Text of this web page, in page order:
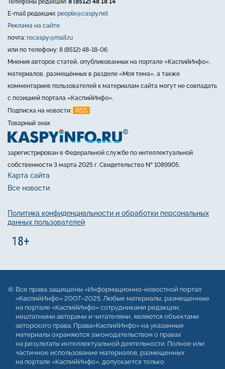
E-mail редакции: people@caspy.net
Реклама на сайте
почта: rocaspy@mail.ru
или по телефону: 8 (8512) 48-18-06
Мнения авторов статей, опубликованных на портале «КаспийИнфо»,
материалов, размещённых в разделе «Моя тема», а также
комментариев пользователей к материалам сайта могут не совпадать
с позицией портала «КаспийИнфо».
Подписка на новости:
RSS
Товарный знак
зарегистрирован в Федеральной службе по интеллектуальной
собственности 3 марта 2025 г. Свидетельство № 1089905.
Карта сайта
Все новости
Политика конфиденциальности и обработки персональных
данных пользователей
Все права защищены «Информационно-новостной портал
«КаспийИнфо» 2007–2025. Любые материалы, размещенные
на портале «КаспийИнфо» сотрудниками редакции,
нештатными авторами и читателями, являются объектами
авторского права. Права«КаспийИнфо» на указанные
материалы охраняются законодательством о правах
на результаты интеллектуальной деятельности. Полное или
частичное использование материалов, размещенных
на портале «КаспийИнфо», допускается только